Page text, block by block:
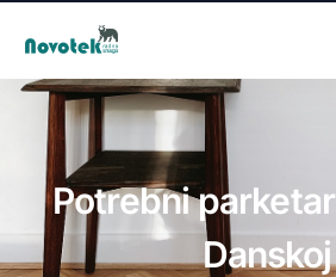
Potrebni
Danskoj